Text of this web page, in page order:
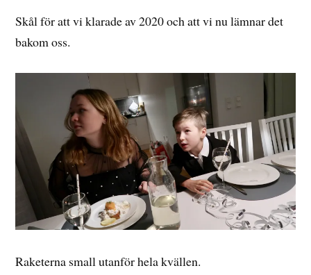
Skål för att vi klarade av 2020 och att vi nu lämnar det
bakom oss.
Raketerna small utanför hela kvällen.